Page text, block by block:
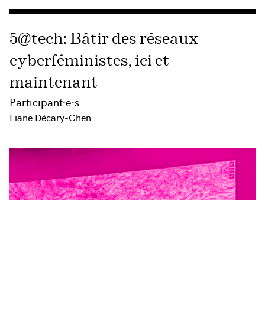
5@tech: Bâtir des réseaux
cyberféministes, ici et
maintenant
Participant·e·s
Liane Décary-Chen